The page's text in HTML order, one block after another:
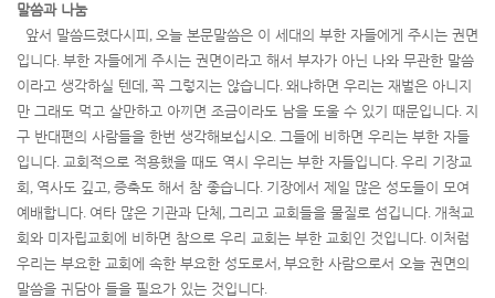
말씀과 나눔
앞서 말씀드렸다시피 , 오늘 본문말씀은 이 세대의 부한 자들에게 주시는 권면
입니다. 부한 자들에게 주시는 권면이라고 해서 부자가 아닌 나와 무관한 말씀
이라고 생각하실 텐데 , 꼭 그렇지는 않습니다. 왜냐하면 우리는 재벌은 아니지
만 그래도 먹고 살만하고 아끼면 조금이라도 남을 도울 수 있기 때문입니다. 지
구 반대편의 사람들을 한번 생각해보십시오. 그들에 비하면 우리는 부한 자들
입니다. 교회적으로 적용했을 때도 역시 우리는 부한 자들입니다. 우리 기장교
회 , 역사도 깊고, 증축도 해서 참 좋습니다. 기장에서 제일 많은 성도들이 모여
예배합니다. 여타 많은 기관과 단체 , 그리고 교회들을 물질로 섬깁니다. 개척교
회와 미자립교회에 비하면 참으로 우리 교회는 부한 교회인 것입니다. 이처럼
우리는 부요한 교회에 속한 부요한 성도로서 , 부요한 사람으로서 오늘 권면의
말씀을 귀담아 들을 필요가 있는 것입니다.